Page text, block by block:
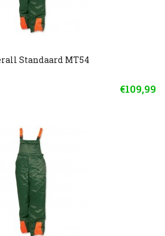
Standaard MT54
€109,99